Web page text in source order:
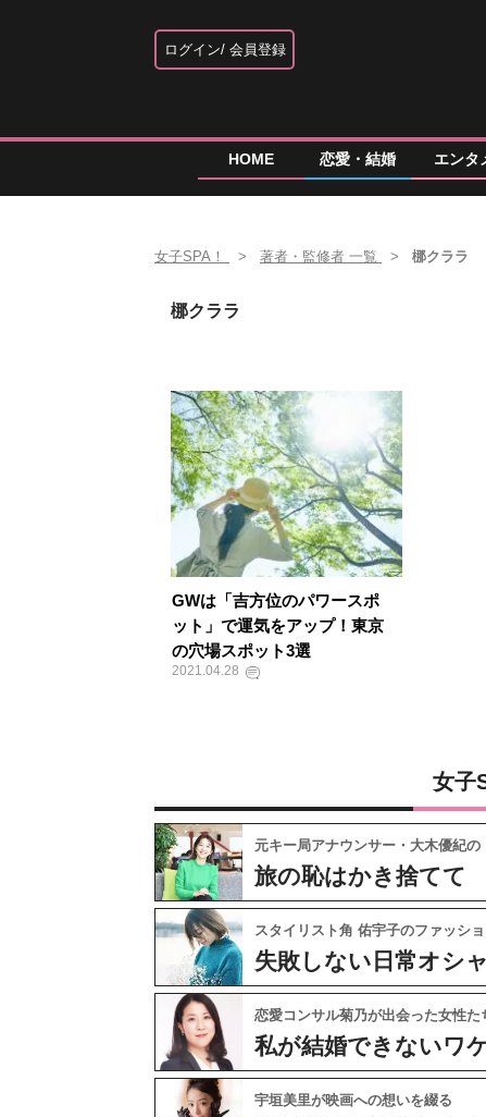
ログイン 会員登録
HOME 恋愛・結婚 エンタ
女子SPA！ 著者・監修者 一覧 梛クララ
梛クララ
GWは「吉方位のパワースポ
ット」で運気をアップ！東京
の穴場スポット3選
2021.04.28
女子
元キー局アナウンサー・大木優紀の
旅の恥はかき捨てて
スタイリスト角 佑宇子のファッシ
失敗しない日常オシ
恋愛コンサル菊乃が出会った女性た
私が結婚できないワ
宇垣美里が映画への想いを綴る